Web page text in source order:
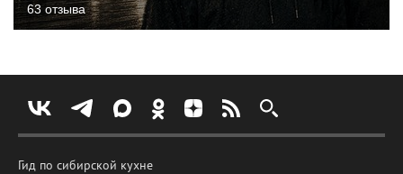
63 отзыва
Гид по сибирской кухне